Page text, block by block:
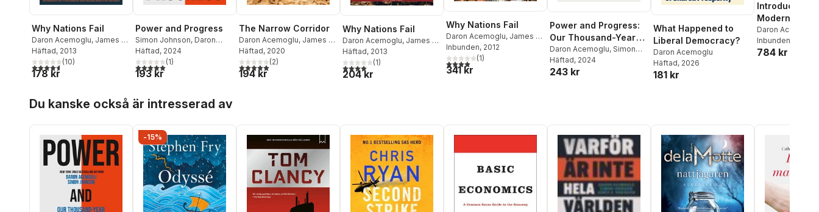
Why Nations Fail
Daron Acemoglu, James A.
Robinson
Häftad, 2013
4,6utav 5 stjärnor. Totalt antal röster:
(10)
178 kr
Power and Progress
Simon Johnson, Daron
Acemoglu
Häftad, 2024
5,0utav 5 stjärnor. Totalt antal röster:
(1)
193 kr
The Narrow Corridor
Daron Acemoglu, James A.
Robinson
Häftad, 2020
5,0utav 5 stjärnor. Totalt antal röster:
(2)
194 kr
Why Nations Fail
Daron Acemoglu, James A.
Robinson
Häftad, 2013
4,0utav 5 stjärnor. Totalt antal röster:
(1)
204 kr
Why Nations Fail
Daron Acemoglu, James A.
Robinson
Inbunden, 2012
4,0utav 5 stjärnor. Totalt antal röster:
(1)
341 kr
Power and Progress:
Our Thousand-Year
Struggle Over
Technology and
Prosperity
Daron Acemoglu, Simon
Johnson
Häftad, 2024
243 kr
What Happened to
Liberal Democracy?
Daron Acemoglu
Häftad, 2026
181 kr
Introduction
Modern
Growth
Daron Acemoglu
Inbunden
784 kr
Du kanske också är intresserad av
-15%